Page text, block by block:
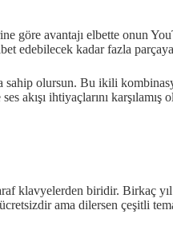
göre avantajı elbette onun
edebilecek kadar fazla
olursun. Bu ikili
akışı ihtiyaçlarını karşılamış
biridir. Birkaç yıl
ama dilersen çeşitli